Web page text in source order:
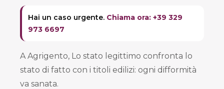
Hai un caso urgente. Chiama ora: +39 329
973 6697
A Agrigento, Lo stato legittimo confronta lo
stato di fatto con i titoli edilizi: ogni difformità
va sanata.